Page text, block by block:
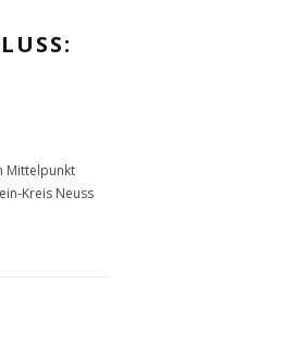
Mittelpunkt
Kreis Neuss